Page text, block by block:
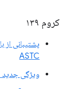
کروم ۱۳۹
ASTC
ویژگی